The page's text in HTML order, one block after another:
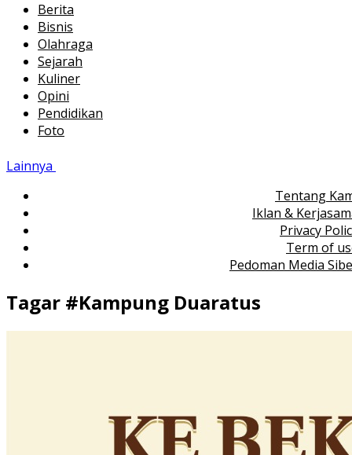
Berita
Bisnis
Olahraga
Sejarah
Kuliner
Opini
Pendidikan
Foto
Lainnya
Tentang
Iklan &
Privacy
Term of
Pedoman Media
Tagar #Kampung Duaratus